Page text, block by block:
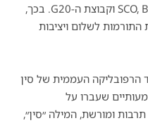
ורב-צדדיים רבים כגון ה-SCO, BRICS, APEC וקבוצת ה-G20. בכך,
התורמות לשלום ויציבות
את יום השנה ה-75 לייסוד הרפובליקה העממית של סין
שעברו על
עם מעל ל-5,000 שנות תרבות ומורשת, המילה ״סין״,